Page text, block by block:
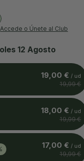
Accede o Únete al Club
12 Agosto
19,00 € / ud
19,99 €
18,00 € / ud
19,99 €
17,00 € / ud
19,99 €